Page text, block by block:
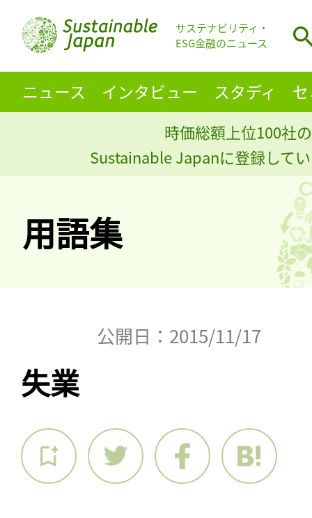
サステナビリティ・
ESG金融のニュース
ニュース インタビュー スタディ
時価総額上位100社
Sustainable Japanに登録して
用語集
公開日：2015/11/17
失業